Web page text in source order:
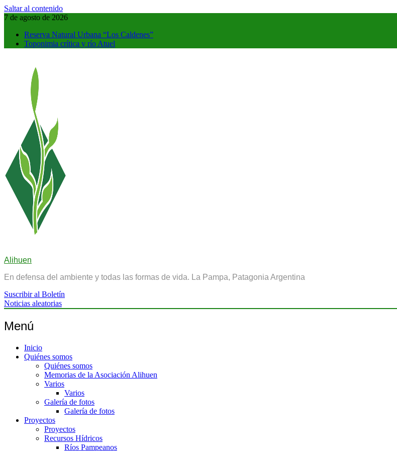
Saltar al contenido
7 de agosto de 2026
Reserva Natural Urbana “Los Caldenes”
Toponimia crítica y río Atuel
Alihuen
En defensa del ambiente y todas las formas de vida. La Pampa, Patagonia Argentina
Suscribir al Boletín
Noticias aleatorias
Menú
Inicio
Quiénes somos
Quiénes somos
Memorias de la Asociación Alihuen
Varios
Varios
Galería de fotos
Galería de fotos
Proyectos
Proyectos
Recursos Hídricos
Ríos Pampeanos